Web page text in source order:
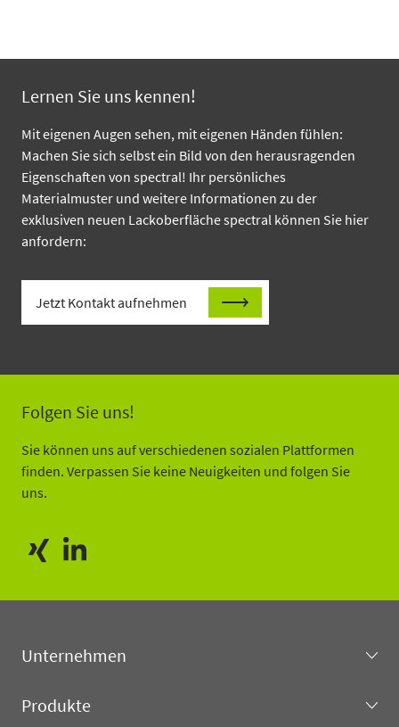
Lernen Sie uns kennen!
Mit eigenen Augen sehen, mit eigenen Händen fühlen:
Machen Sie sich selbst ein Bild von den herausragenden
Eigenschaften von spectral! Ihr persönliches
Materialmuster und weitere Informationen zu der
exklusiven neuen Lackoberfläche spectral können Sie hier
anfordern:
Jetzt Kontakt aufnehmen
Folgen Sie uns!
Sie können uns auf verschiedenen sozialen Plattformen
finden. Verpassen Sie keine Neuigkeiten und folgen Sie
uns.
Unternehmen
Produkte